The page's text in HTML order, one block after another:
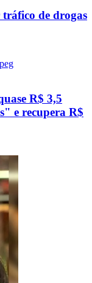
tráfico de drogas
R$ 3,5
e recupera R$